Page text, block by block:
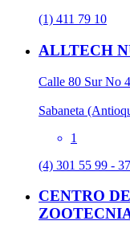
(1) 411 79 10
ALLTECH
Calle 80 Sur No
Sabaneta
1
(4) 301 55 99 -
CENTRO